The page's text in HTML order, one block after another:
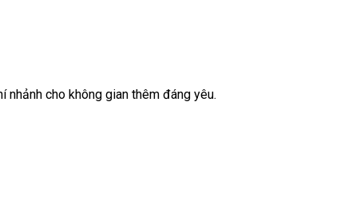
nhảnh cho không gian thêm đáng yêu.